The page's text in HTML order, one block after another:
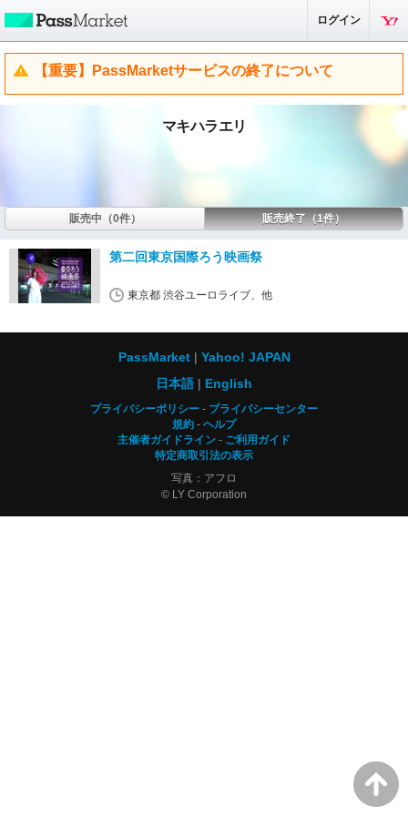
ログイン
【重要】PassMarketサービスの終了について
マキハラエリ
販売中（0件） 販売終了（1件）
第二回東京国際ろう映画祭
東京都 渋谷ユーロライブ、他
PassMarket
Yahoo! JAPAN
日本語
English
プライバシーポリシー
プライバシーセンター
規約
ヘルプ
主催者ガイドライン
ご利用ガイド
特定商取引法の表示
写真：アフロ
© LY Corporation